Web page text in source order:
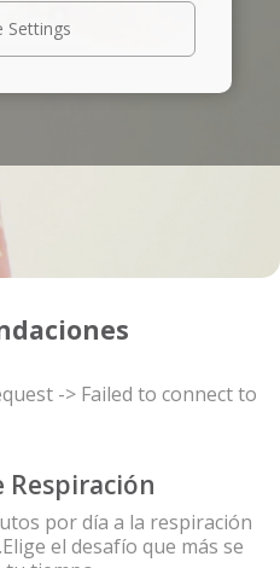
-> Failed to connect to
Respiración
por día a la respiración
el desafío que más se
Settings